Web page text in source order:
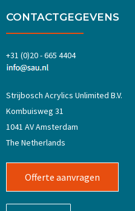
CONTACTGEGEVENS
+31 (0)20 - 665 4404
Strijbosch Acrylics Unlimited B.V.
Kombuisweg 31
1041 AV Amsterdam
The Netherlands
Offerte aanvragen